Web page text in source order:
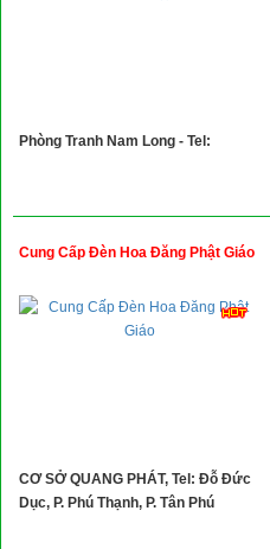
Phòng Tranh Nam Long - Tel:
Cung Cấp Đèn Hoa Đăng Phật Giáo
CƠ SỞ QUANG PHÁT, Tel: Đỗ Đức
Dục, P. Phú Thạnh, P. Tân Phú